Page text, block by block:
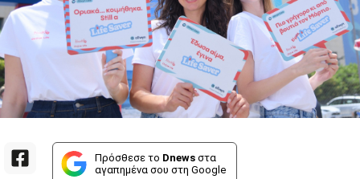
Πρόσθεσε το Dnews στα
αγαπημένα σου στη Google